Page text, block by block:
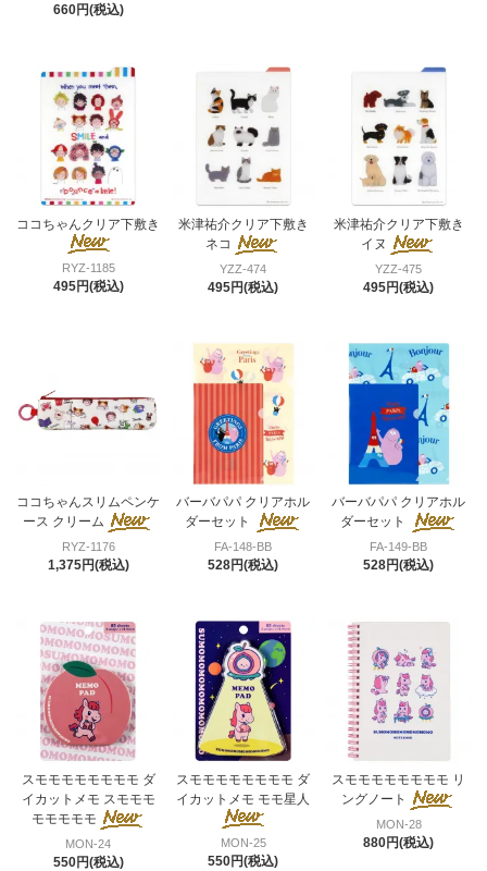
660円(税込)
ココちゃんクリア下敷き
RYZ-1185
495円(税込)
米津祐介クリア下敷き
ネコ
YZZ-474
495円(税込)
米津祐介クリア下敷き
イヌ
YZZ-475
495円(税込)
ココちゃんスリムペンケ
ース クリーム
RYZ-1176
1,375円(税込)
バーバパパ クリアホル
ダーセット
FA-148-BB
528円(税込)
バーバパパ クリアホル
ダーセット
FA-149-BB
528円(税込)
スモモモモモモモモ ダ
イカットメモ スモモモ
モモモモモ
MON-24
550円(税込)
スモモモモモモモモ ダ
イカットメモ モモ星人
MON-25
550円(税込)
スモモモモモモモモ リ
ングノート
MON-28
880円(税込)